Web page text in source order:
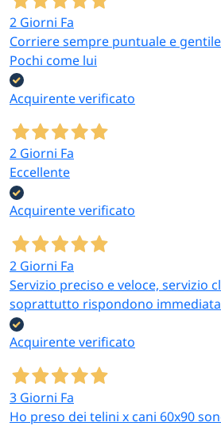
2 Giorni Fa
Corriere sempre puntuale e
Pochi come lui
Acquirente verificato
2 Giorni Fa
Eccellente
Acquirente verificato
2 Giorni Fa
Servizio preciso e veloce, servizio
soprattutto rispondono
Acquirente verificato
3 Giorni Fa
Ho preso dei telini x cani 60x90